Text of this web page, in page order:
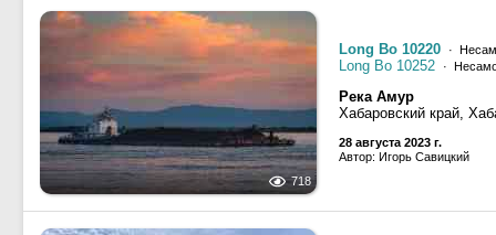
718
Long Bo 10220 ·
Long Bo 10252 ·
Река Амур
Хабаровский край,
28 августа 2023 г.
Автор: Игорь Савицкий